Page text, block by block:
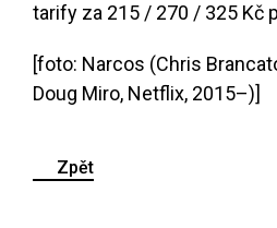
tarify za 215 / 270 / 325 Kč
[foto: Narcos (Chris
Doug Miro, Netflix, 2015–)]
Zpět